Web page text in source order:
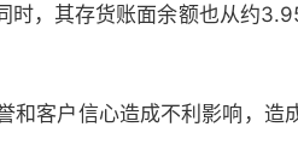
时，其存货账面余额也从约
和客户信心造成不利影响，造